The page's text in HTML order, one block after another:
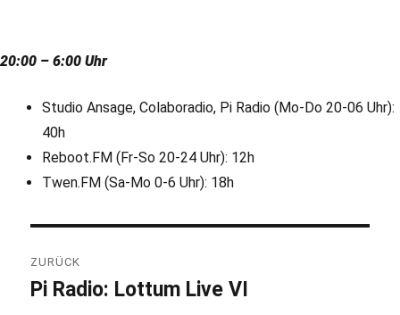
20:00 – 6:00 Uhr
Studio Ansage, Colaboradio, Pi Radio (Mo-Do 20-06 Uhr):
40h
Reboot.FM (Fr-So 20-24 Uhr): 12h
Twen.FM (Sa-Mo 0-6 Uhr): 18h
ZURÜCK
Vorheriger
Pi Radio: Lottum Live VI